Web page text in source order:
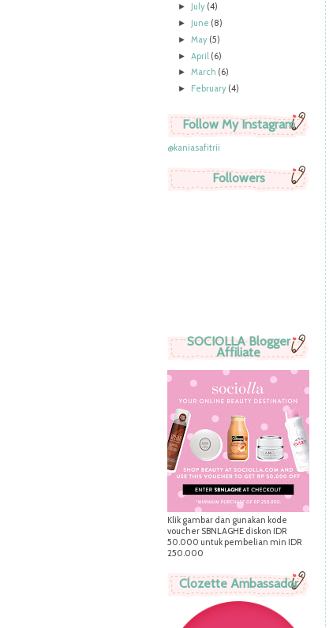
► July (4)
► June (8)
►May (5)
► April (6)
►March (6)
► February (4)
Follow My Instagram
@kaniasafitrii
Followers
SOCIOLLA Blogger
Affiliate
Klik gambar dan gunakan kode
voucher SBNLAGHE diskon IDR
50.000 untuk pembelian min IDR
250.000
Clozette Ambassador